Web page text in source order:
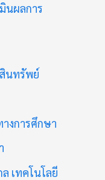
นผลการ
นทรัพย์
งการศึกษา
เทคโนโลยี